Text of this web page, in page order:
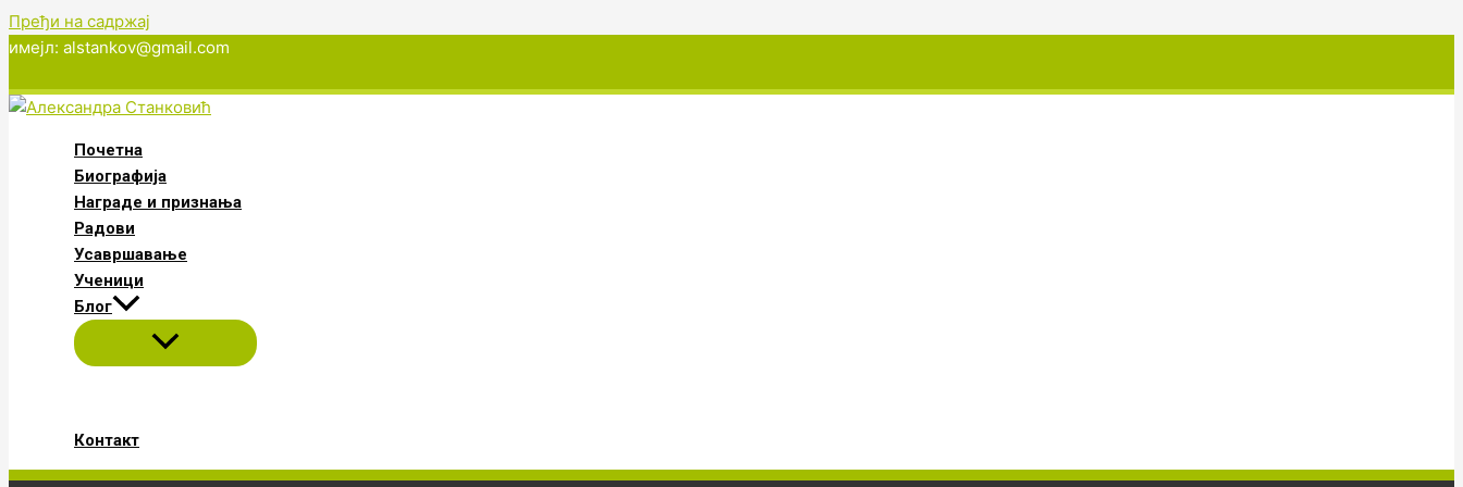
Пређи на садржај
имејл: alstankov@gmail.com
Почетна
Биографија
Награде и признања
Радови
Усавршавање
Ученици
Блог
Контакт